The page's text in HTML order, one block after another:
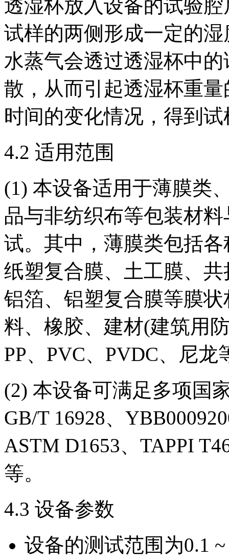
透湿杯放入设备的试验
试样的两侧形成一定的
水蒸气会透过透湿杯中
散，从而引起透湿杯重
时间的变化情况，得到
4.2 适用范围
(1) 本设备适用于薄膜类
品与非纺织布等包装材
试。其中，薄膜类包括
纸塑复合膜、土工膜、
铝箔、铝塑复合膜等膜
料、橡胶、建材(建筑用
PP、PVC、PVDC、尼龙
(2) 本设备可满足多项国
GB/T 16928、
ASTM D1653、TAPPI
等。
4.3 设备参数
设备的测试范围为0.1